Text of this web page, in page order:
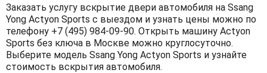
Заказать услугу вскрытие двери автомобиля на Ssang
Yong Actyon Sports с выездом и узнать цены можно по
телефону +7 (495) 984-09-90. Открыть машину Actyon
Sports без ключа в Москве можно круглосуточно.
Выберите модель Ssang Yong Actyon Sports и узнайте
стоимость вскрытия автомобиля.